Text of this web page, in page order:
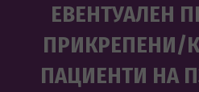
ЕВЕНТУАЛЕН
ПРИКРЕПЕНИ/
ПАЦИЕНТИ НА